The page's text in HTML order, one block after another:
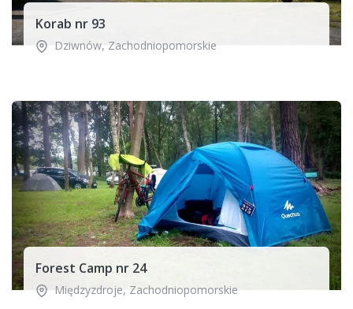
Korab nr 93
Dziwnów, Zachodniopomorskie
Forest Camp nr 24
Międzyzdroje, Zachodniopomorskie